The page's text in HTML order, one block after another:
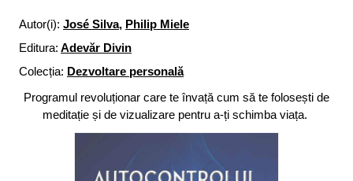
Autor(i): José Silva, Philip Miele
Editura: Adevăr Divin
Colecția: Dezvoltare personală
Programul revoluționar care te învață cum să te folosești de
meditație și de vizualizare pentru a-ți schimba viața.